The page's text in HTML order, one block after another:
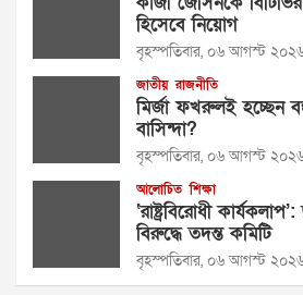
হিসেবে নিয়োগ
বৃহস্পতিবার, ০৬ আগস্ট
জাতীয় রাজনীতি
মির্জা ফখরুলই হচ্ছেন
বাসিন্দা?
বৃহস্পতিবার, ০৬ আগস্ট
আলোচিত শিক্ষা
‘রাষ্ট্রবিরোধী
বিরুদ্ধে তদন্ত কমিটি
বৃহস্পতিবার, ০৬ আগস্ট